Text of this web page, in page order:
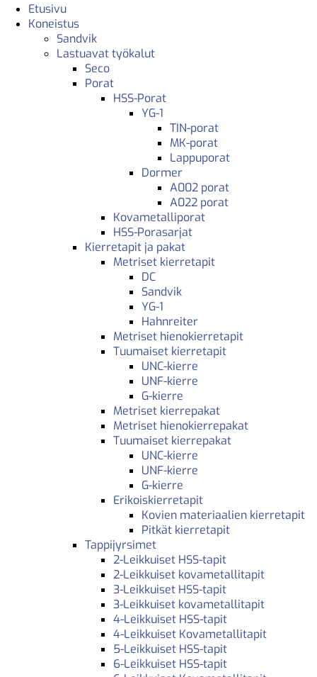
Etusivu
Koneistus
Sandvik
Lastuavat työkalut
Seco
Porat
HSS-Porat
YG-1
TIN-porat
MK-porat
Lappuporat
Dormer
A002 porat
A022 porat
Kovametalliporat
HSS-Porasarjat
Kierretapit ja pakat
Metriset kierretapit
DC
Sandvik
YG-1
Hahnreiter
Metriset hienokierretapit
Tuumaiset kierretapit
UNC-kierre
UNF-kierre
G-kierre
Metriset kierrepakat
Metriset hienokierrepakat
Tuumaiset kierrepakat
UNC-kierre
UNF-kierre
G-kierre
Erikoiskierretapit
Kovien materiaalien kierretapit
Pitkät kierretapit
Tappijyrsimet
2-Leikkuiset HSS-tapit
2-Leikkuiset kovametallitapit
3-Leikkuiset HSS-tapit
3-Leikkuiset kovametallitapit
4-Leikkuiset HSS-tapit
4-Leikkuiset Kovametallitapit
5-Leikkuiset HSS-tapit
6-Leikkuiset HSS-tapit